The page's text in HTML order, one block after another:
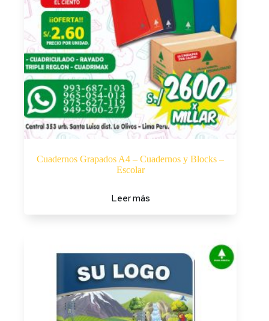
Cuadernos Grapados A4 – Cuadernos y Blocks –
Escolar
Leer más